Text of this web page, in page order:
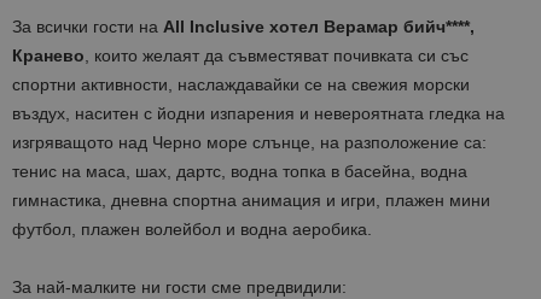
За всички гости на All Inclusive хотел Верамар бийч****,
Кранево, които желаят да съвместяват почивката си със
спортни активности, наслаждавайки се на свежия морски
въздух, наситен с йодни изпарения и невероятната гледка на
изгряващото над Черно море слънце, на разположение са:
тенис на маса, шах, дартс, водна топка в басейна, водна
гимнастика, дневна спортна анимация и игри, плажен мини
футбол, плажен волейбол и водна аеробика.
За най-малките ни гости сме предвидили: